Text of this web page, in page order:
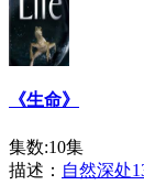
《生命》
集数:10集
描述： 自然深处